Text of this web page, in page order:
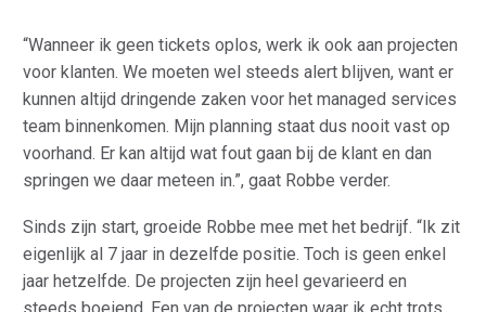
“Wanneer ik geen tickets oplos, werk ik ook aan projecten
voor klanten. We moeten wel steeds alert blijven, want er
kunnen altijd dringende zaken voor het managed services
team binnenkomen. Mijn planning staat dus nooit vast op
voorhand. Er kan altijd wat fout gaan bij de klant en dan
springen we daar meteen in.”, gaat Robbe verder.
Sinds zijn start, groeide Robbe mee met het bedrijf. “Ik zit
eigenlijk al 7 jaar in dezelfde positie. Toch is geen enkel
jaar hetzelfde. De projecten zijn heel gevarieerd en